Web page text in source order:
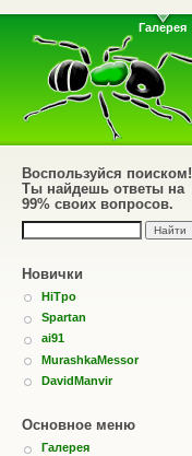
Галерея
Воспользуйся поиском!
Ты найдешь ответы на
99% своих вопросов.
Новички
HiTpo
Spartan
ai91
MurashkaMessor
DavidManvir
Основное меню
Галерея